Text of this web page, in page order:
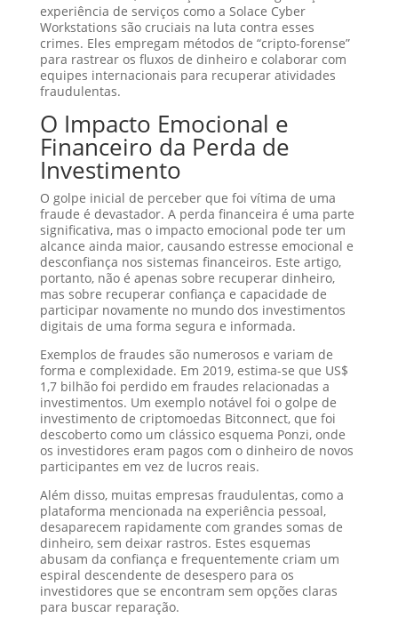
experiência de serviços como a Solace Cyber
Workstations são cruciais na luta contra esses
crimes. Eles empregam métodos de “cripto-forense”
para rastrear os fluxos de dinheiro e colaborar com
equipes internacionais para recuperar atividades
fraudulentas.
O Impacto Emocional e
Financeiro da Perda de
Investimento
O golpe inicial de perceber que foi vítima de uma
fraude é devastador. A perda financeira é uma parte
significativa, mas o impacto emocional pode ter um
alcance ainda maior, causando estresse emocional e
desconfiança nos sistemas financeiros. Este artigo,
portanto, não é apenas sobre recuperar dinheiro,
mas sobre recuperar confiança e capacidade de
participar novamente no mundo dos investimentos
digitais de uma forma segura e informada.
Exemplos de fraudes são numerosos e variam de
forma e complexidade. Em 2019, estima-se que US$
1,7 bilhão foi perdido em fraudes relacionadas a
investimentos. Um exemplo notável foi o golpe de
investimento de criptomoedas Bitconnect, que foi
descoberto como um clássico esquema Ponzi, onde
os investidores eram pagos com o dinheiro de novos
participantes em vez de lucros reais.
Além disso, muitas empresas fraudulentas, como a
plataforma mencionada na experiência pessoal,
desaparecem rapidamente com grandes somas de
dinheiro, sem deixar rastros. Estes esquemas
abusam da confiança e frequentemente criam um
espiral descendente de desespero para os
investidores que se encontram sem opções claras
para buscar reparação.